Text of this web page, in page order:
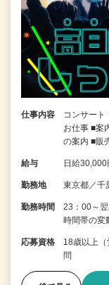
仕事内容
コンサート
お仕事 ■案
の案内 ■販
給与 日給
勤務地 東京都／千
勤務時間
23：00～
時間帯の
応募資格
18歳以上
問